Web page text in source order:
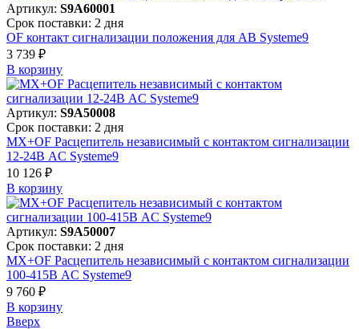
Артикул: S9A60001
Срок поставки: 2 дня
OF контакт сигнализации положения для АВ Systeme9
3 739 ₽
В корзинy
Артикул: S9A50008
Срок поставки: 2 дня
MX+OF Расцепитель независимый с контактом сигнализации
12-24В AC Systeme9
10 126 ₽
В корзинy
Артикул: S9A50007
Срок поставки: 2 дня
MX+OF Расцепитель независимый с контактом сигнализации
100-415В AC Systeme9
9 760 ₽
В корзинy
Вверх